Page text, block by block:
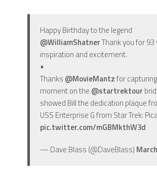
Happy Birthday to the legend
@WilliamShatnerThank you for
inspiration and excitement.
•
Thanks @MovieMantzfor
moment on the @startrektour
showed Bill the dedication plaque
USS Enterprise G from Star Trek:
pic.twitter.com/mGBMkthW3d
— Dave Blass (@DaveBlass)